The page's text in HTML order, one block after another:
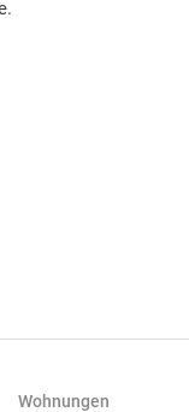
Wohnungen